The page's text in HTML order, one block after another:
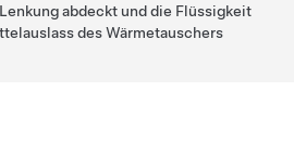
abdeckt und die Flüssigkeit
des Wärmetauschers